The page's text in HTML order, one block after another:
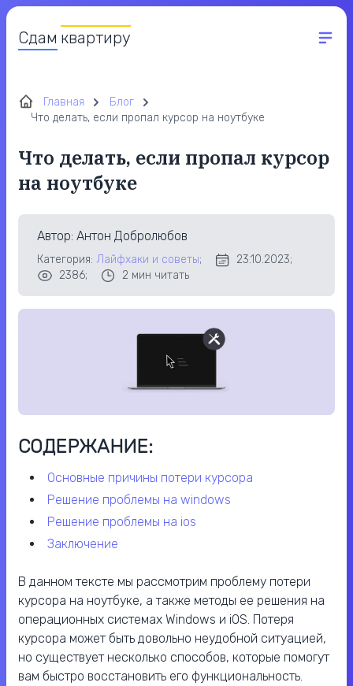
Сдам квартиру
Главная
Блог
Что делать, если пропал курсор на ноутбуке
Что делать, если пропал курсор
на ноутбуке
Автор: Антон Добролюбов
Категория: Лайфхаки и советы;
23.10.2023;
2386;
2 мин читать
СОДЕРЖАНИЕ:
основные причины потери курсора
решение проблемы на windows
решение проблемы на ios
заключение
В данном тексте мы рассмотрим проблему потери
курсора на ноутбуке, а также методы ее решения на
операционных системах Windows и iOS. Потеря
курсора может быть довольно неудобной ситуацией,
но существует несколько способов, которые помогут
вам быстро восстановить его функциональность.